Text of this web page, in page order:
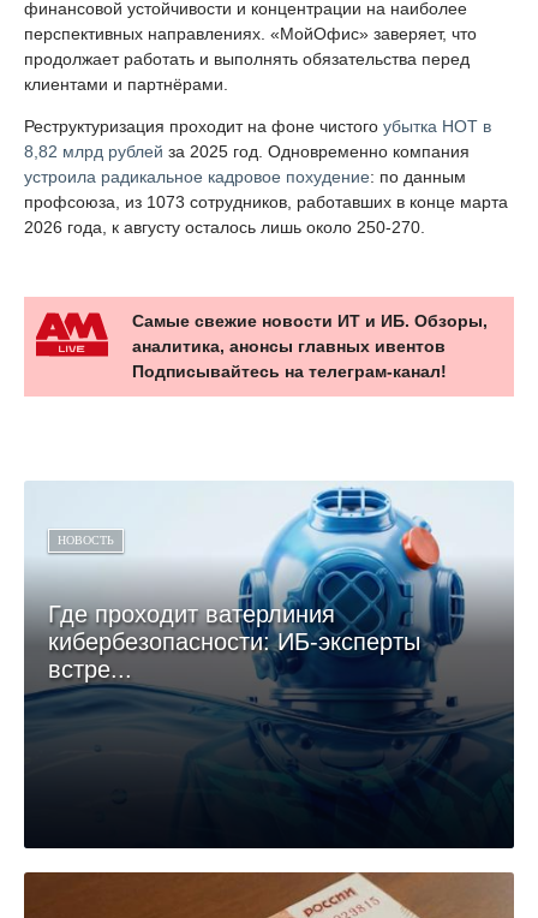
финансовой устойчивости и концентрации на наиболее
перспективных направлениях. «МойОфис» заверяет, что
продолжает работать и выполнять обязательства перед
клиентами и партнёрами.
Реструктуризация проходит на фоне чистого убытка НОТ в
8,82 млрд рублей за 2025 год. Одновременно компания
устроила радикальное кадровое похудение: по данным
профсоюза, из 1073 сотрудников, работавших в конце марта
2026 года, к августу осталось лишь около 250-270.
Самые свежие новости ИТ и ИБ. Обзоры,
аналитика, анонсы главных ивентов
Подписывайтесь на телеграм-канал!
НОВОСТЬ
Где проходит ватерлиния
кибербезопасности: ИБ-эксперты
встре...